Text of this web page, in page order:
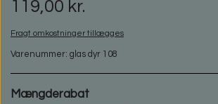
119,00 kr.
Fragt omkostninger tillægges
Varenummer: glas dyr 108
Mængderabat